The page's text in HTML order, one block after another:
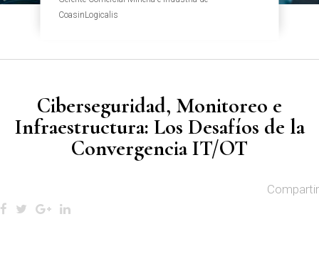
CoasinLogicalis
Ciberseguridad, Monitoreo e
Infraestructura: Los Desafíos de la
Convergencia IT/OT
Compartir